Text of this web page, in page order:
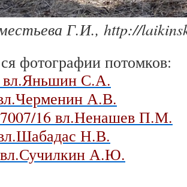
Г.И., http://
фотографии потомков:
вл.Яньшин С.А.
А.В.
16 вл.Ненашев П.М.
Н.В.
А.Ю.